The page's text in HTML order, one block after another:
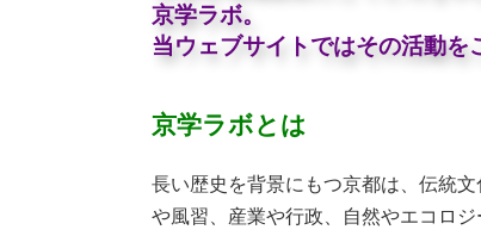
京学ラボ。
当ウェブサイトではその活動を
京学ラボとは
長い歴史を背景にもつ京都は、伝統
や風習、産業や行政、自然やエコロジ